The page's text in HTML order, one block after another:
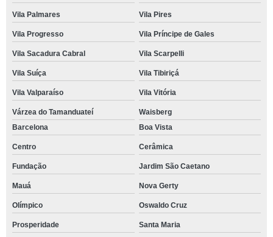
Vila Palmares Vila Pires
Vila Progresso Vila Príncipe de Gales
Vila Sacadura Cabral Vila Scarpelli
Vila Suíça Vila Tibiriçá
Vila Valparaíso Vila Vitória
Várzea do Tamanduateí
Waisberg
Barcelona
Boa Vista
Centro Cerâmica
Fundação Jardim São Caetano
Mauá Nova Gerty
Olímpico Oswaldo Cruz
Prosperidade Santa Maria